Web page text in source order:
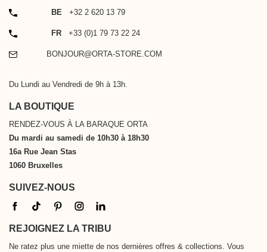
TÉLÉPHONE
BE +32 2 620 13 79
TÉLÉPHONE
FR +33 (0)1 79 73 22 24
BONJOUR@ORTA-STORE.COM
Du Lundi au Vendredi de 9h à 13h.
LA BOUTIQUE
RENDEZ-VOUS À LA BARAQUE ORTA
Du mardi au samedi de 10h30 à 18h30
16a Rue Jean Stas
1060 Bruxelles
SUIVEZ-NOUS
REJOIGNEZ LA TRIBU
Ne ratez plus une miette de nos dernières offres & collections. Vous